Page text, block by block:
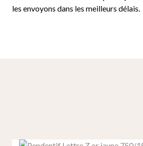
les envoyons dans les meilleurs délais.